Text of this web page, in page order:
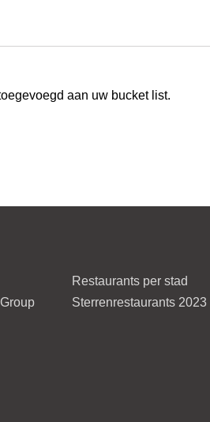
aan uw bucket list.
Restaurants per stad
Sterrenrestaurants 2023